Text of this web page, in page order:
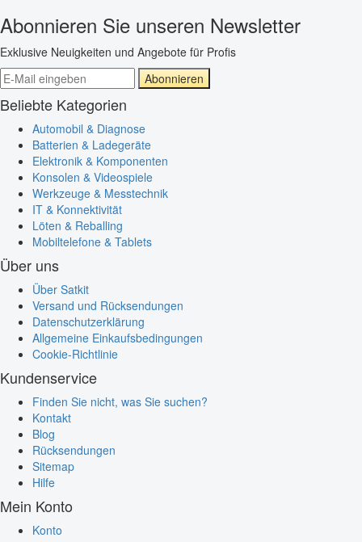
Abonnieren Sie unseren Newsletter
Exklusive Neuigkeiten und Angebote für Profis
Abonnieren
Beliebte Kategorien
Automobil & Diagnose
Batterien & Ladegeräte
Elektronik & Komponenten
Konsolen & Videospiele
Werkzeuge & Messtechnik
IT & Konnektivität
Löten & Reballing
Mobiltelefone & Tablets
Über uns
Über Satkit
Versand und Rücksendungen
Datenschutzerklärung
Allgemeine Einkaufsbedingungen
Cookie-Richtlinie
Kundenservice
Finden Sie nicht, was Sie suchen?
Kontakt
Blog
Rücksendungen
Sitemap
Hilfe
Mein Konto
Konto